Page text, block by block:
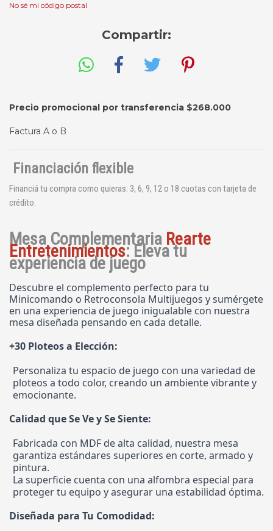
No sé mi código postal
Compartir:
Precio promocional por transferencia $268.000
Factura A o B
Financiación flexible
Financiá tu compra como quieras: 3, 6, 9, 12 o 18 cuotas con tarjeta de
crédito.
Mesa Complementaria Rearte
Entretenimientos:Eleva tu
experiencia de juego
Descubre el complemento perfecto para tu
Minicomando o Retroconsola Multijuegos y sumérgete
en una experiencia de juego inigualable con nuestra
mesa diseñada pensando en cada detalle.
+30 Ploteos a Elección:
Personaliza tu espacio de juego con una variedad de
ploteos a todo color, creando un ambiente vibrante y
emocionante.
Calidad que Se Ve y Se Siente:
Fabricada con MDF de alta calidad, nuestra mesa
garantiza estándares superiores en corte, armado y
pintura.
La superficie cuenta con una alfombra especial para
proteger tu equipo y asegurar una estabilidad óptima.
Diseñada para Tu Comodidad: